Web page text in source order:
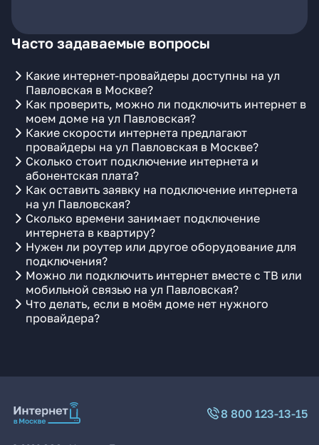
Часто задаваемые вопросы
Какие интернет-провайдеры доступны на ул
Павловская в Москве?
Как проверить, можно ли подключить интернет в
моем доме на ул Павловская?
Какие скорости интернета предлагают
провайдеры на ул Павловская в Москве?
Сколько стоит подключение интернета и
абонентская плата?
Как оставить заявку на подключение интернета
на ул Павловская?
Сколько времени занимает подключение
интернета в квартиру?
Нужен ли роутер или другое оборудование для
подключения?
Можно ли подключить интернет вместе с ТВ или
мобильной связью на ул Павловская?
Что делать, если в моём доме нет нужного
провайдера?
8 800 123-13-15